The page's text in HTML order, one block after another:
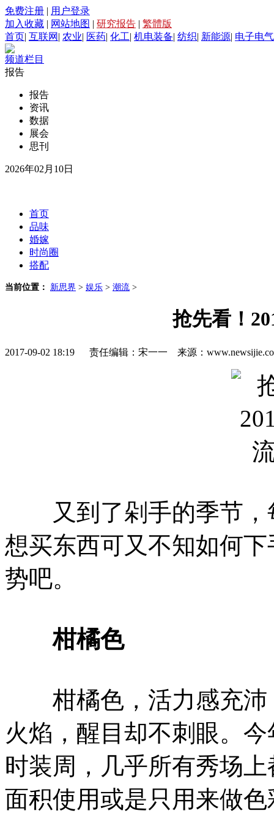
免费注册 | 用户登录
加入收藏 | 网站地图 | 研究报告 | 繁體版
首页| 互联网 | 农业| 医药| 化工| 机电装备| 纺织| 新能源| 电子电气
频道栏目
报告
报告
资讯
数据
展会
思刊
2026年02月10日
首页
品味
婚嫁
时尚圈
搭配
当前位置： 新思界 > 娱乐 > 潮流 >
抢先看！
2017-09-02 18:19 责任编辑：宋一一 来源：
又到了剁手的季节，
想买东西可又不知如何
势吧。
柑橘色
柑橘色，活力感充沛
火焰，醒目却不刺眼。
时装周，几乎所有秀场
面积使用或是只用来做